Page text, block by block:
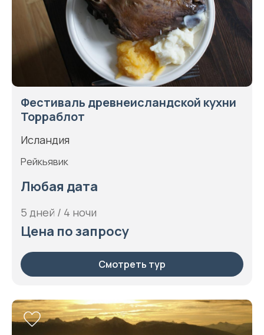
Фестиваль древнеисландской кухни
Торраблот
Исландия
Рейкьявик
Любая дата
5 дней / 4 ночи
Цена по запросу
Смотреть тур